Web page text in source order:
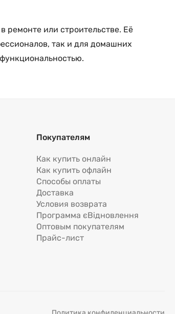
ремонте или строительстве. Её
так и для домашних
Покупателям
Как купить онлайн
Как купить офлайн
Способы оплаты
Доставка
Условия возврата
Программа єВідновлення
Оптовым покупателям
Прайс-лист